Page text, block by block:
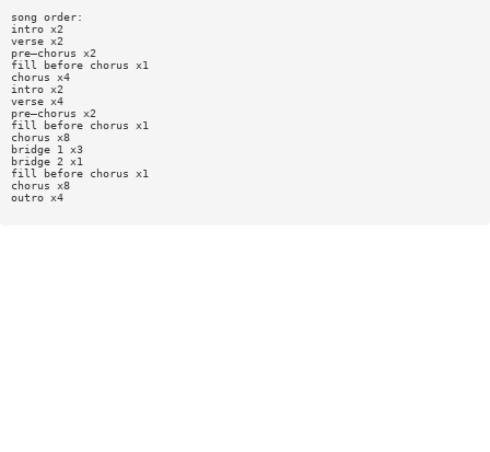
song order:
intro x2
verse x2
pre—chorus x2
fill before chorus x1
chorus x4
intro x2
verse x4
pre—chorus x2
fill before chorus x1
chorus x8
bridge 1 x3
bridge 2 x1
fill before chorus x1
chorus x8
outro x4